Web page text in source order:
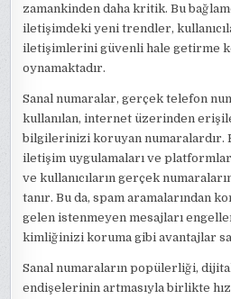
zamankinden daha kritik. Bu
iletişimdeki yeni trendler,
iletişimlerini güvenli hale getirme
oynamaktadır.
Sanal numaralar, gerçek telefon
kullanılan, internet üzerinden
bilgilerinizi koruyan numaralardır.
iletişim uygulamaları ve
ve kullanıcıların gerçek
tanır. Bu da, spam aramalarından
gelen istenmeyen mesajları
kimliğinizi koruma gibi avantajlar
Sanal numaraların popülerliği,
endişelerinin artmasıyla birlikte